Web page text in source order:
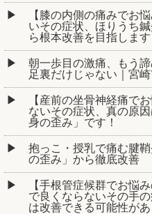
【膝の内側の痛みでお
いその症状、ほりうち
ら根本改善を目指します
朝一歩目の激痛、もう
足裏だけじゃない｜宮
【産前の坐骨神経痛で
ないその症状、真の原
身の歪み」です！
抱っこ・授乳で痛む腱
の歪み」から徹底改善
【手根管症候群でお悩
で良くならないその手
は改善できる可能性があ